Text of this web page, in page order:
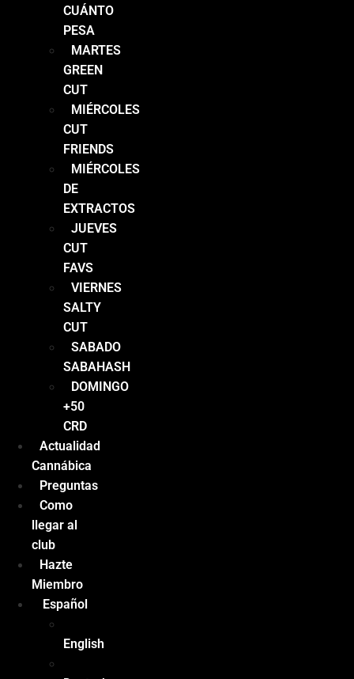
CUÁNTO
PESA
MARTES
GREEN
CUT
MIÉRCOLES
CUT
FRIENDS
MIÉRCOLES
DE
EXTRACTOS
JUEVES
CUT
FAVS
VIERNES
SALTY
CUT
SABADO
SABAHASH
DOMINGO
+50
CRD
Actualidad
Cannábica
Preguntas
Como
llegar al
club
Hazte
Miembro
Español
English